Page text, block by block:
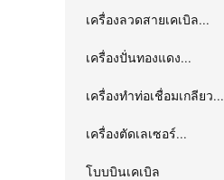
เครื่องลวดสายเคเบิล...
เครื่องปั่นทองแดง...
เครื่องทำท่อเชื่อมเกลียว...
เครื่องตัดเลเซอร์...
โบบบินเคเบิล